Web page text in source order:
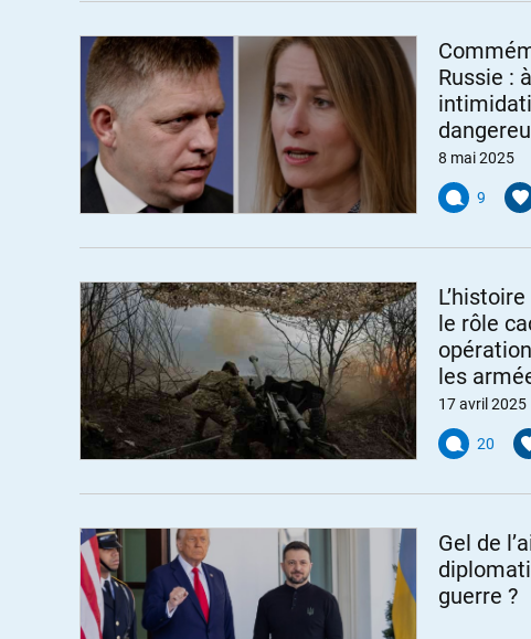
Russie :
8 mai 2025
9
le rôle
les
17 avril 2025
20
Gel de
guerre ?